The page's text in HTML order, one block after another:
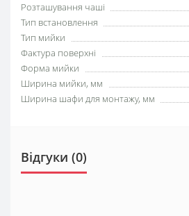
Розташування чаші
Тип встановлення
Тип мийки
Фактура поверхні
Форма мийки
Ширина мийки, мм
Ширина шафи для монтажу, мм
Відгуки (0)